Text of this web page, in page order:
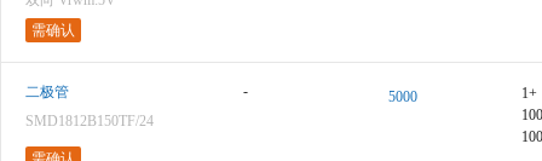
需确认
二极管
SMD1812B150TF/24
- 5000
1+